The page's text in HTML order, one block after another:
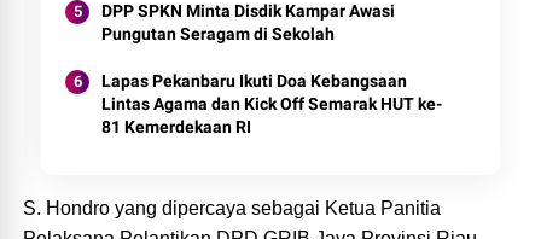
DPP SPKN Minta Disdik Kampar Awasi
Pungutan Seragam di Sekolah
Lapas Pekanbaru Ikuti Doa Kebangsaan
Lintas Agama dan Kick Off Semarak HUT ke-
81 Kemerdekaan RI
S. Hondro yang dipercaya sebagai Ketua Panitia